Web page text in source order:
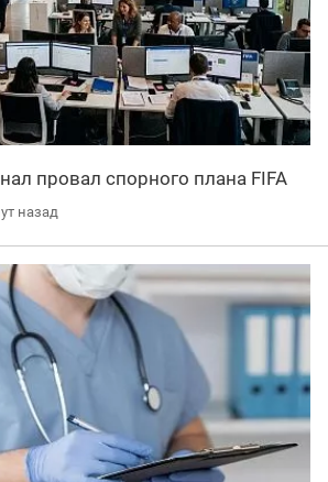
провал спорного плана FIFA
назад